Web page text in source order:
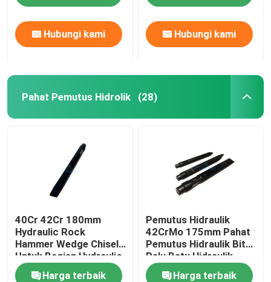
Hubungi kami Hubungi kami
Pahat Pemutus Hidrolik (28)
40Cr 42Cr 180mm
Hydraulic Rock
Hammer Wedge Chisel
Untuk Bagian Hydraulic
Breaker DS8C
Harga terbaik
Pemutus Hidraulik
42CrMo 175mm Pahat
Pemutus Hidraulik Bit
Palu Batu Hidraulik
DS86
Harga terbaik